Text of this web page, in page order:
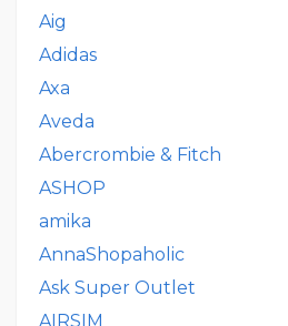
Aig
Adidas
Axa
Aveda
Abercrombie & Fitch
ASHOP
amika
AnnaShopaholic
Ask Super Outlet
AIRSIM